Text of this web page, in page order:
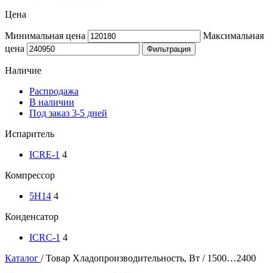
Цена
Минимальная цена
Максимальная
цена
Фильтрация
Наличие
Распродажа
В наличии
Под заказ 3-5 дней
Испаритель
ICRE-1 4
Компрессор
5H14 4
Конденсатор
ICRC-1 4
Каталог / Товар Хладопроизводительность, Вт / 1500…2400